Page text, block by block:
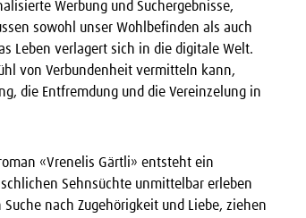
Werbung und Suchergebnisse,
sowohl unser Wohlbefinden als auch
Leben verlagert sich in die digitale Welt.
von Verbundenheit vermitteln kann,
die Entfremdung und die Vereinzelung in
«Vrenelis Gärtli» entsteht ein
Sehnsüchte unmittelbar erleben
nach Zugehörigkeit und Liebe, ziehen